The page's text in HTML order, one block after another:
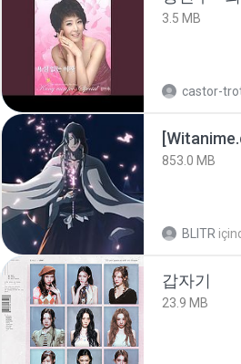
3.5 MB
castor-
853.0 MB
BLITR
갑자기
23.9 MB